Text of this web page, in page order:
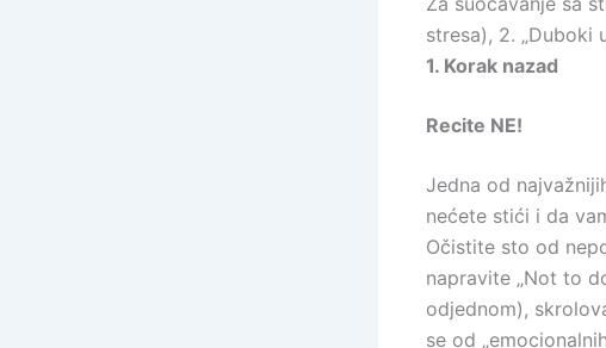
stresa), 2. „Duboki
1. Korak nazad
Recite NE!
Jedna od
nećete stići i da
Očistite sto od
napravite „Not to
odjednom),
se od